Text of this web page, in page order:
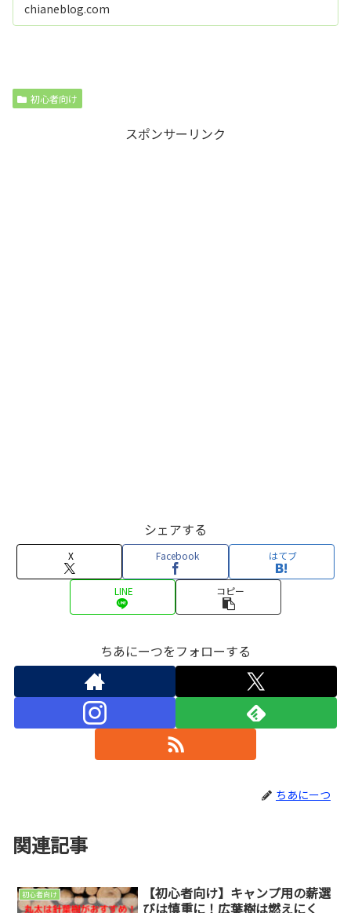
chianeblog.com
初心者向け
スポンサーリンク
シェアする
X Facebook はてブ
LINE コピー
ちあにーつをフォローする
ちあにーつ
関連記事
初心者向け
【初心者向け】キャンプ用の薪選
びは慎重に！広葉樹は燃えにく